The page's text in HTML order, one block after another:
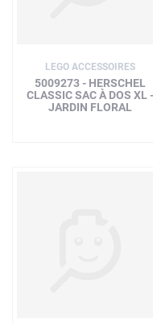
LEGO ACCESSOIRES
5009273 - HERSCHEL
CLASSIC SAC À DOS XL -
JARDIN FLORAL